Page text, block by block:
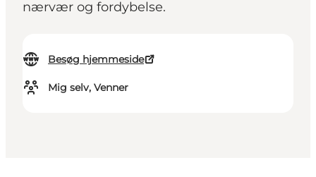
nærvær og fordybelse.
Besøg hjemmeside
Mig selv, Venner